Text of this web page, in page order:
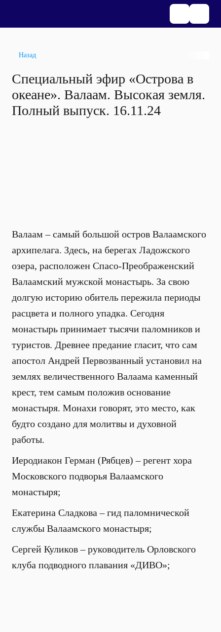
Назад
Специальный эфир «Острова в
океане». Валаам. Высокая земля.
Полный выпуск. 16.11.24
Валаам – самый большой остров Валаамского
архипелага. Здесь, на берегах Ладожского
озера, расположен Спасо-Преображенский
Валаамский мужской монастырь. За свою
долгую историю обитель пережила периоды
расцвета и полного упадка. Сегодня
монастырь принимает тысячи паломников и
туристов. Древнее предание гласит, что сам
апостол Андрей Первозванный установил на
землях величественного Валаама каменный
крест, тем самым положив основание
монастыря. Монахи говорят, это место, как
будто создано для молитвы и духовной
работы.
Иеродиакон Герман (Рябцев) – регент хора
Московского подворья Валаамского
монастыря;
Екатерина Сладкова – гид паломнической
службы Валаамского монастыря;
Сергей Куликов – руководитель Орловского
клуба подводного плавания «ДИВО»;